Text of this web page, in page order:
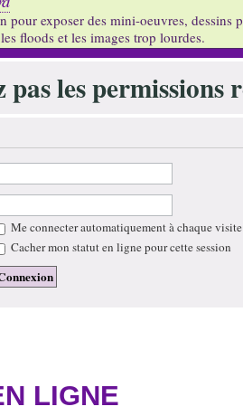
pour exposer des mini-oeuvres, dessins
floods et les images trop lourdes.
pas les
Me connecter automatiquement à chaque visite
Cacher mon statut en ligne pour cette session
LIGNE